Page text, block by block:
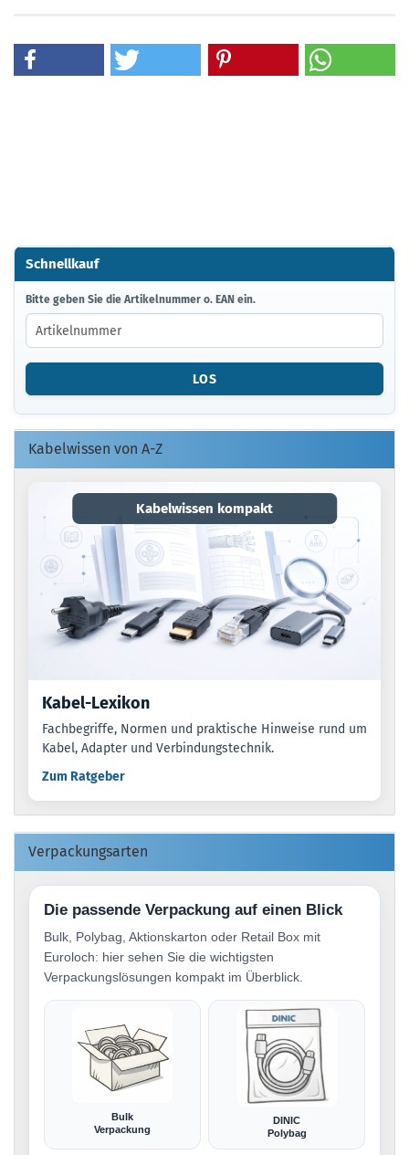
Schnellkauf
BITTE
GEBEN
SIE
DIE
ARTIKELNUMMER
EAN
EIN.
Bitte geben Sie die Artikelnummer o. EAN ein.
LOS
Kabelwissen von A-Z
Kabelwissen kompakt
Kabel-Lexikon
Fachbegriffe, Normen und praktische Hinweise rund um
Kabel, Adapter und Verbindungstechnik.
Zum Ratgeber
Verpackungsarten
Die passende Verpackung auf einen Blick
Bulk, Polybag, Aktionskarton oder Retail Box mit
Euroloch: hier sehen Sie die wichtigsten
Verpackungslösungen kompakt im Überblick.
Bulk
Verpackung
DINIC
Polybag